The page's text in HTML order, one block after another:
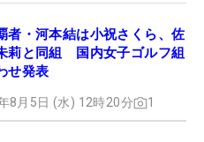
者・河本結は小祝さくら、佐
莉と同組 国内女子ゴルフ組
せ発表
8月5日 (水) 12時20分 1